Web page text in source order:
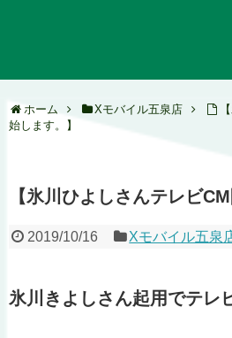
ホーム Xモバイル五泉店
始します。】
【氷川ひよしさんテレビ
2019/10/16 Xモバイル五泉
氷川きよしさん起用でテレ